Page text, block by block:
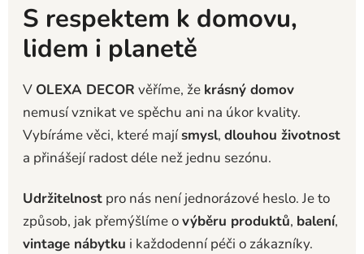
S respektem k domovu,
lidem i planetě
V OLEXA DECOR věříme, že krásný domov
nemusí vznikat ve spěchu ani na úkor kvality.
Vybíráme věci, které majísmysl, dlouhou životnost
a přinášejí radost déle než jednu sezónu.
Udržitelnost pro nás není jednorázové heslo. Je to
způsob, jak přemýšlíme ovýběru produktů, balení,
vintage nábytku i každodenní péči o zákazníky.